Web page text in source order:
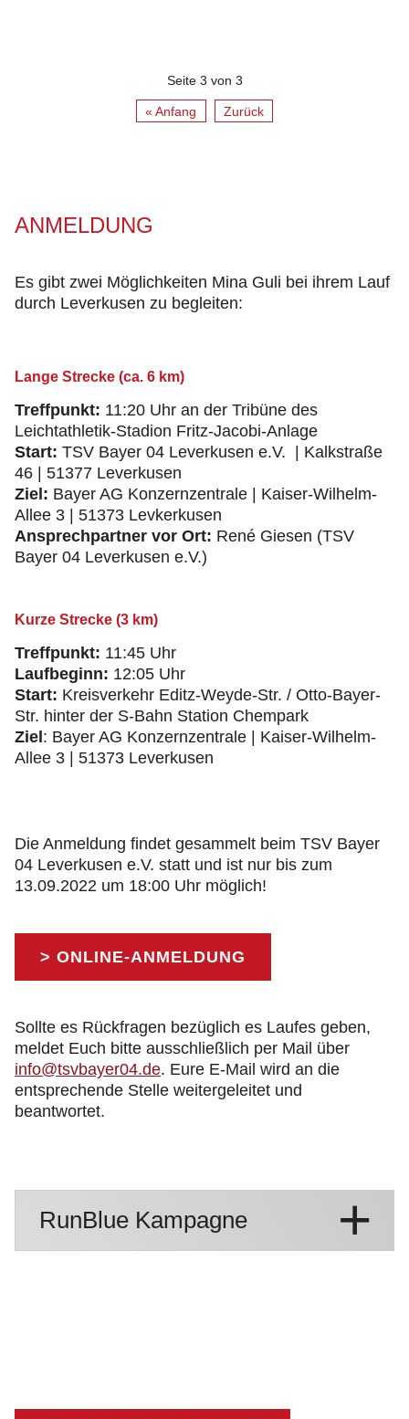
Seite 3 von 3
« Anfang Zurück
ANMELDUNG
Es gibt zwei Möglichkeiten Mina Guli bei ihrem Lauf
durch Leverkusen zu begleiten:
Lange Strecke (ca. 6 km)
Treffpunkt: 11:20 Uhr an der Tribüne des
Leichtathletik-Stadion Fritz-Jacobi-Anlage
Start: TSV Bayer 04 Leverkusen e.V. | Kalkstraße
46 | 51377 Leverkusen
Ziel: Bayer AG Konzernzentrale | Kaiser-Wilhelm-
Allee 3 | 51373 Levkerkusen
Ansprechpartner vor Ort: René Giesen (TSV
Bayer 04 Leverkusen e.V.)
Kurze Strecke (3 km)
Treffpunkt: 11:45 Uhr
Laufbeginn: 12:05 Uhr
Start: Kreisverkehr Editz-Weyde-Str. / Otto-Bayer-
Str. hinter der S-Bahn Station Chempark
Ziel : Bayer AG Konzernzentrale | Kaiser-Wilhelm-
Allee 3 | 51373 Leverkusen
Die Anmeldung findet gesammelt beim TSV Bayer
04 Leverkusen e.V. statt und ist nur bis zum
13.09.2022 um 18:00 Uhr möglich!
> ONLINE-ANMELDUNG
Sollte es Rückfragen bezüglich es Laufes geben,
meldet Euch bitte ausschließlich per Mail über
info@tsvbayer04.de. Eure E-Mail wird an die
entsprechende Stelle weitergeleitet und
beantwortet.
RunBlue Kampagne